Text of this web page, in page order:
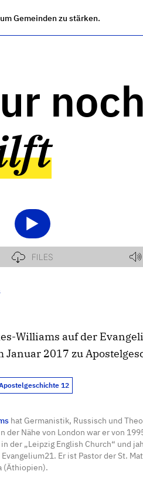
Gemeinden zu stärken.
noch
Williams auf der
2017 zu
12
hat Germanistik, Russisch und
der Nähe von London war er von
der „Leipzig English Church“ und
Er ist Pastor der St.
(Äthiopien).